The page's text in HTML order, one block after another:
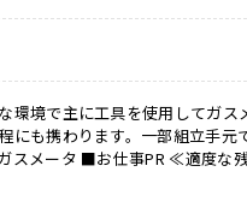
環境で主に工具を使用してガ
にも携わります。一部組立手元
料UP≫ 残業は月20時
≪完全週休二日制≫ 週末は家族